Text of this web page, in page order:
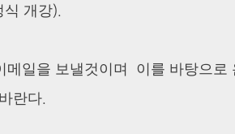
개강).
일을 보낼것이며 이를 바탕으로
란다.